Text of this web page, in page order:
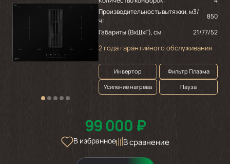
Производительность вытяжки, м3/
ч:
850
Габариты (ВхШхГ), см
21/77/52
2 года гарантийного обслуживания
Инвертор
Фильтр Плазма
Усиление нагрева
Пауза
99 000 ₽
В избранное В сравнение